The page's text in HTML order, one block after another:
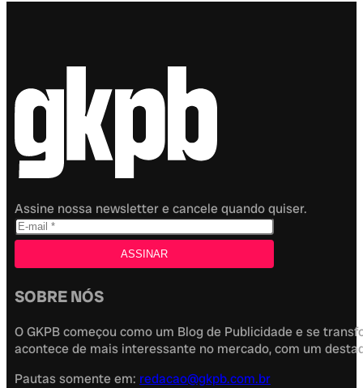
Assine nossa newsletter e cancele quando quiser.
SOBRE NÓS
O GKPB começou como um Blog de Publicidade e se
acontece de mais interessante no mercado, com um
Pautas somente em: redacao@gkpb.com.br